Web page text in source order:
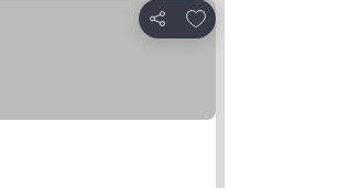
シェア
お気に入りに追加